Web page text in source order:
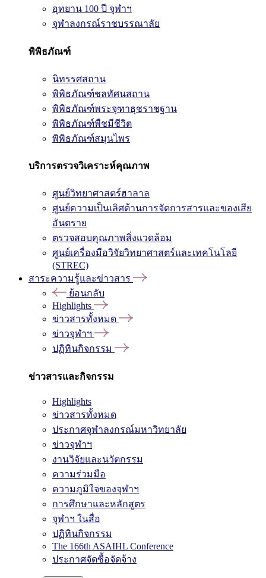
อุทยาน 100 ปี จุฬาฯ
จุฬาลงกรณ์ราชบรรณาลัย
พิพิธภัณฑ์
นิทรรศสถาน
พิพิธภัณฑ์ชลทัศนสถาน
พิพิธภัณฑ์พระจุฑาธุชราชฐาน
พิพิธภัณฑ์พืชมีชีวิต
พิพิธภัณฑ์สมุนไพร
บริการตรวจวิเคราะห์คุณภาพ
ศูนย์วิทยาศาสตร์ฮาลาล
ศูนย์ความเป็นเลิศด้านการจัดการสารและของเสีย
อันตราย
ตรวจสอบคุณภาพสิ่งแวดล้อม
ศูนย์เครื่องมือวิจัยวิทยาศาสตร์และเทคโนโลยี
(STREC)
สาระความรู้และข่าวสาร
ย้อนกลับ
Highlights
ข่าวสารทั้งหมด
ข่าวจุฬาฯ
ปฏิทินกิจกรรม
ข่าวสารและกิจกรรม
Highlights
ข่าวสารทั้งหมด
ประกาศจุฬาลงกรณ์มหาวิทยาลัย
ข่าวจุฬาฯ
งานวิจัยและนวัตกรรม
ความร่วมมือ
ความภูมิใจของจุฬาฯ
การศึกษาและหลักสูตร
จุฬาฯ ในสื่อ
ปฏิทินกิจกรรม
The 166th ASAIHL Conference
ประกาศจัดซื้อจัดจ้าง